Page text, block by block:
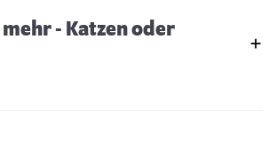
- Katzen oder